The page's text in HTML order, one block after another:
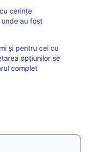
cerințe
au fost
și pentru cei cu
opțiunilor se
complet